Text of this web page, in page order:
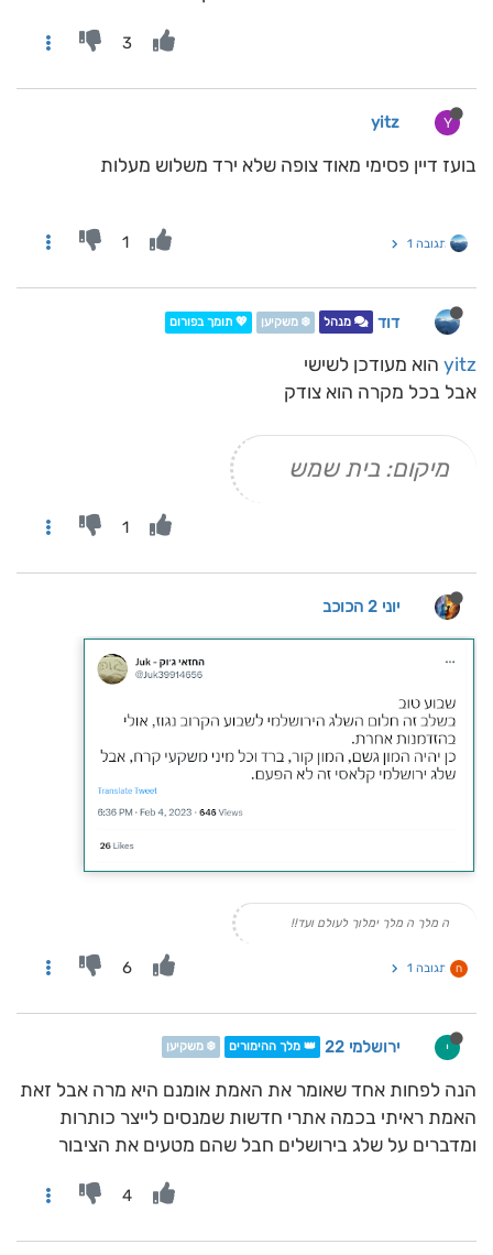
3
Y
yitz
בועז דיין פסימי מאוד צופה שלא ירד משלוש מעלות
תגובה 1 1
דוד מנהל ❄️ משקיען 💖 תומך בפורום
yitz הוא מעודכן לשישי
אבל בכל מקרה הוא צודק
מיקום: בית שמש
1
יוני 2 הכוכב
ה מלך ה מלך ימלוך לעולם ועד!!
ח תגובה 1 6
י ירושלמי 22 👑 מלך ההימורים ❄️ משקיען
הנה לפחות אחד שאומר את האמת אומנם היא מרה אבל זאת
האמת ראיתי בכמה אתרי חדשות שמנסים לייצר כותרות
ומדברים על שלג בירושלים חבל שהם מטעים את הציבור
4